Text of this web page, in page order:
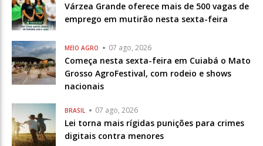
Várzea Grande oferece mais de 500 vagas de
emprego em mutirão nesta sexta-feira
MEIO AGRO 07 ago, 2026
Começa nesta sexta-feira em Cuiabá o Mato
Grosso AgroFestival, com rodeio e shows
nacionais
BRASIL 07 ago, 2026
Lei torna mais rígidas punições para crimes
digitais contra menores